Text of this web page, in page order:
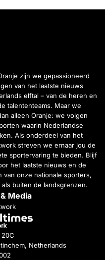
zijn we gepassioneerd
van het laatste nieuws
elftal – van de heren en
talententeams. Maar we
alleen Oranje: we volgen
waarin Nederlandse
Als onderdeel van het
streven we ernaar jou de
sportervaring te bieden. Blijf
het laatste nieuws en de
van onze nationale sporters,
buiten de landsgrenzen.
Media
Netherlands